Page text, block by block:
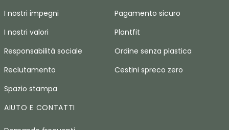
I nostri impegni
I nostri valori
Responsabilità sociale
Reclutamento
Spazio stampa
Pagamento sicuro
Plantfit
Ordine senza plastica
Cestini spreco zero
AIUTO E CONTATTI